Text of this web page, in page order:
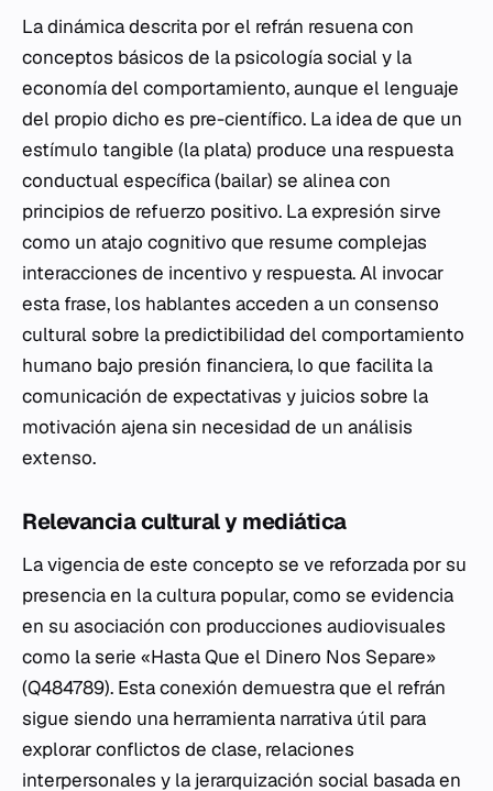
La dinámica descrita por el refrán resuena con
conceptos básicos de la psicología social y la
economía del comportamiento, aunque el lenguaje
del propio dicho es pre-científico. La idea de que un
estímulo tangible (la plata) produce una respuesta
conductual específica (bailar) se alinea con
principios de refuerzo positivo. La expresión sirve
como un atajo cognitivo que resume complejas
interacciones de incentivo y respuesta. Al invocar
esta frase, los hablantes acceden a un consenso
cultural sobre la predictibilidad del comportamiento
humano bajo presión financiera, lo que facilita la
comunicación de expectativas y juicios sobre la
motivación ajena sin necesidad de un análisis
extenso.
Relevancia cultural y mediática
La vigencia de este concepto se ve reforzada por su
presencia en la cultura popular, como se evidencia
en su asociación con producciones audiovisuales
como la serie «Hasta Que el Dinero Nos Separe»
(Q484789). Esta conexión demuestra que el refrán
sigue siendo una herramienta narrativa útil para
explorar conflictos de clase, relaciones
interpersonales y la jerarquización social basada en